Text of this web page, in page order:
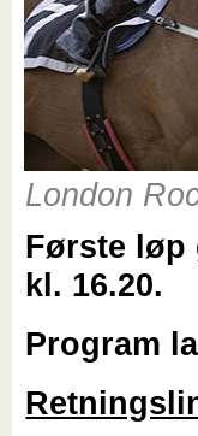
London
Første løp
kl. 16.20.
Program